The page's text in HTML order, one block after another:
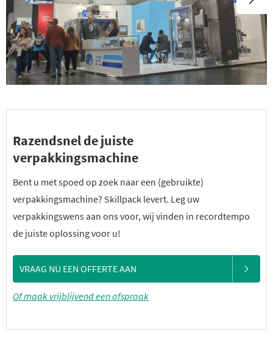
Razendsnel de juiste
verpakkingsmachine
Bent u met spoed op zoek naar een (gebruikte)
verpakkingsmachine? Skillpack levert. Leg uw
verpakkingswens aan ons voor, wij vinden in recordtempo
de juiste oplossing voor u!
VRAAG NU EEN OFFERTE AAN
Of maak vrijblijvend een afspraak